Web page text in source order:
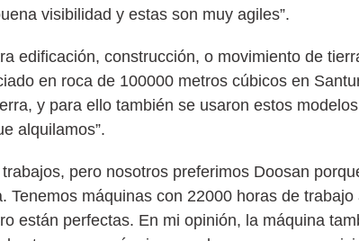
visibilidad y estas son muy agiles”.
edificación, construcción, o movimiento de
en roca de 100000 metros cúbicos en
y para ello también se usaron estos
alquilamos”.
pero nosotros preferimos Doosan
máquinas con 22000 horas de
están perfectas. En mi opinión, la máquina